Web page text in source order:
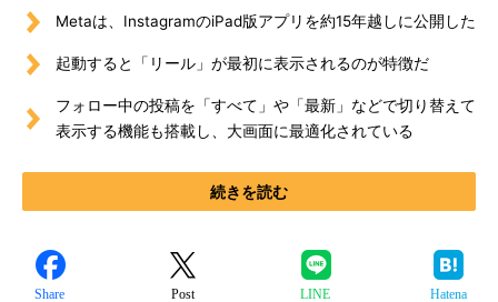
Metaは、InstagramのiPad版アプリを約15年越しに公開した
起動すると「リール」が最初に表示されるのが特徴だ
フォロー中の投稿を「すべて」や「最新」などで切り替えて
表示する機能も搭載し、大画面に最適化されている
続きを読む
Share Post LINE Hatena